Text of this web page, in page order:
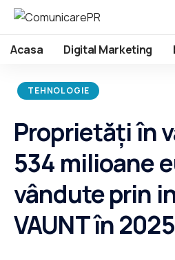
Acasa Digital Marketing
TEHNOLOGIE
Proprietăți în
534 milioane
vândute prin
VAUNT în 2025